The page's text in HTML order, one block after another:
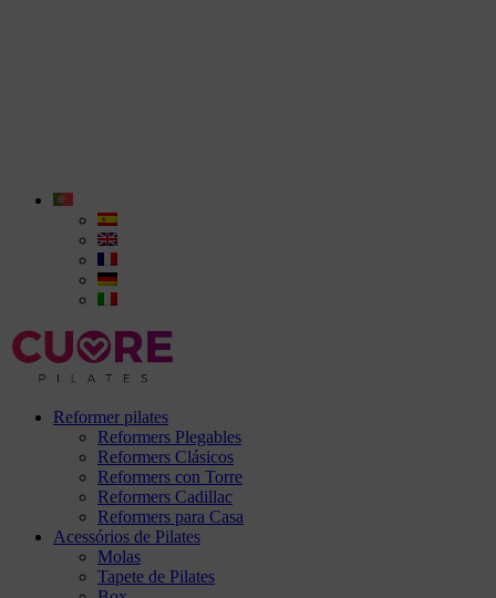
Reformer pilates
Reformers Plegables
Reformers Clásicos
Reformers con Torre
Reformers Cadillac
Reformers para Casa
Acessórios de Pilates
Molas
Tapete de Pilates